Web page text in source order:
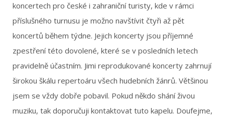
koncertech pro české i zahraniční turisty, kde v rámci
příslušného turnusu je možno navštívit čtyři až pět
koncertů během týdne. Jejich koncerty jsou příjemné
zpestření této dovolené, které se v posledních letech
pravidelně účastním. Jimi reprodukované koncerty zahrnují
širokou škálu repertoáru všech hudebních žánrů. Většinou
jsem se vždy dobře pobavil. Pokud někdo shání živou
muziku, tak doporučuji kontaktovat tuto kapelu. Doufejme,